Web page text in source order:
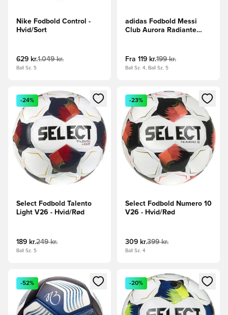
Nike Fodbold Control -
Hvid/Sort
629 kr.1.049 kr.
Ball Sz. 5
adidas Fodbold Messi
Club Aurora Radiante
Fra 119 kr.199 kr.
Ball Sz. 4, Ball Sz. 5
Åbner en Modal til at logge ind eller tilmelde dig som
-24%
Select Fodbold Talento
Light V26 - Hvid/Rød
189 kr.249 kr.
Ball Sz. 5
Åbner en Modal til at logge
-23%
Select Fodbold Numero 10
V26 - Hvid/Rød
309 kr.399 kr.
Ball Sz. 4
Åbner en Modal til at logge ind eller tilmelde dig som
-52%
Åbner en Modal til at logge
-20%